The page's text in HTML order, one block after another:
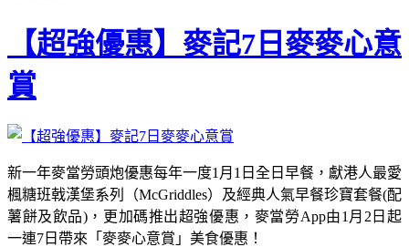
【超強優惠】麥記7日麥麥心意
賞
新一年麥當勞頭炮優惠每年一度1月1日全日早餐，獻港人最愛
楓糖班戟漢堡系列（McGriddles）及經典人氣早餐珍寶套餐(配
薯餅及飲品)，更加碼推出超強優惠，麥當勞App由1月2日起
一連7日帶來「麥麥心意賞」美食優惠！